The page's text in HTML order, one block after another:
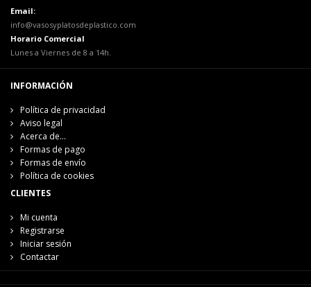
Email:
info@vasosyplatosdeplastico.com
Horario Comercial
Lunes a Viernes de 8 a 14h.
INFORMACIÓN
Política de privacidad
Aviso legal
Acerca de...
Formas de pago
Formas de envío
Política de cookies
CLIENTES
Mi cuenta
Registrarse
Iniciar sesión
Contactar